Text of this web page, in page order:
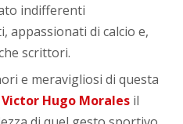
indifferenti
appassionati di calcio e,
scrittori.
e meravigliosi di questa
Victor Hugo Morales il